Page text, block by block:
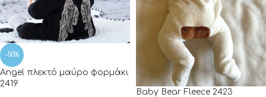
-50%
Angel πλεκτό μαύρο φορμάκι
2419
Baby Bear Fleece 2423